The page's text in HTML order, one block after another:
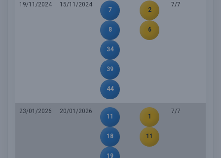
19/11/2024
15/11/2024
7
8
34
39
44
2
6
7/7
23/01/2026
20/01/2026
11
18
19
1
11
7/7